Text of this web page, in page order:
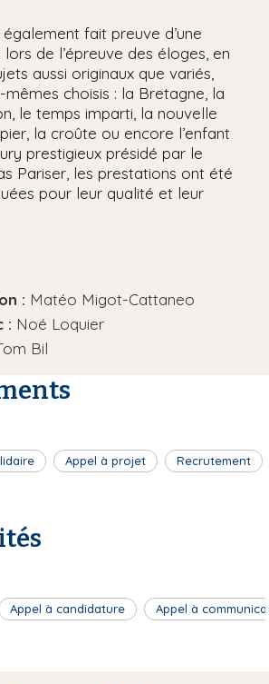
fait preuve d’une
de l’épreuve des éloges, en
aussi originaux que variés,
mêmes choisis : la Bretagne, la
le temps imparti, la nouvelle
la croûte ou encore l’enfant
prestigieux présidé par le
Pariser, les prestations ont été
pour leur qualité et leur
: Matéo Migot-Cattaneo
: Noé Loquier
Bil
Appel à projet Recrutement
Appel à candidature Appel à